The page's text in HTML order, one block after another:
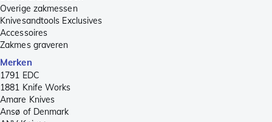
Overige zakmessen
Knivesandtools Exclusives
Accessoires
Zakmes graveren
Merken
1791 EDC
1881 Knife Works
Amare Knives
Ansø of Denmark